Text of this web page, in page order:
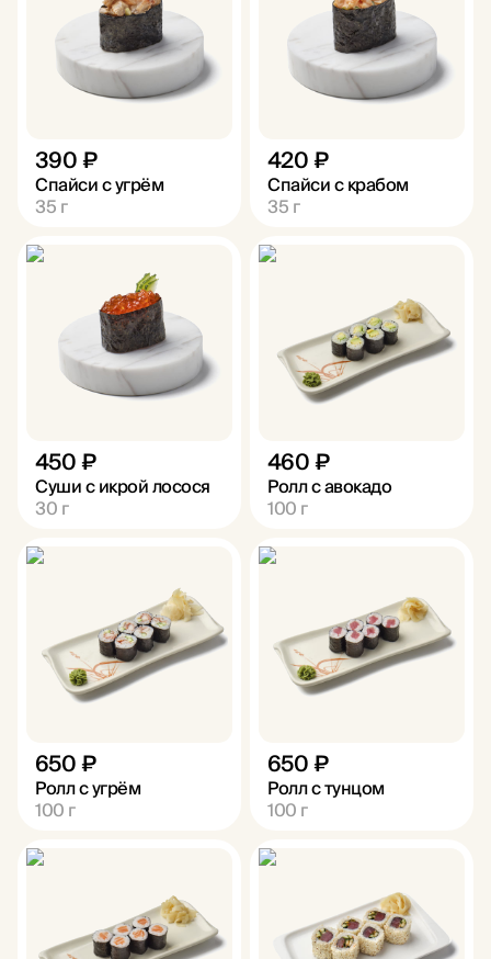
390 ₽
Спайси с угрём
35г
420 ₽
Спайси с крабом
35г
450 ₽
Суши с икрой лосося
30г
460 ₽
Ролл с авокадо
100г
650 ₽
Ролл с угрём
100г
650 ₽
Ролл с тунцом
100г